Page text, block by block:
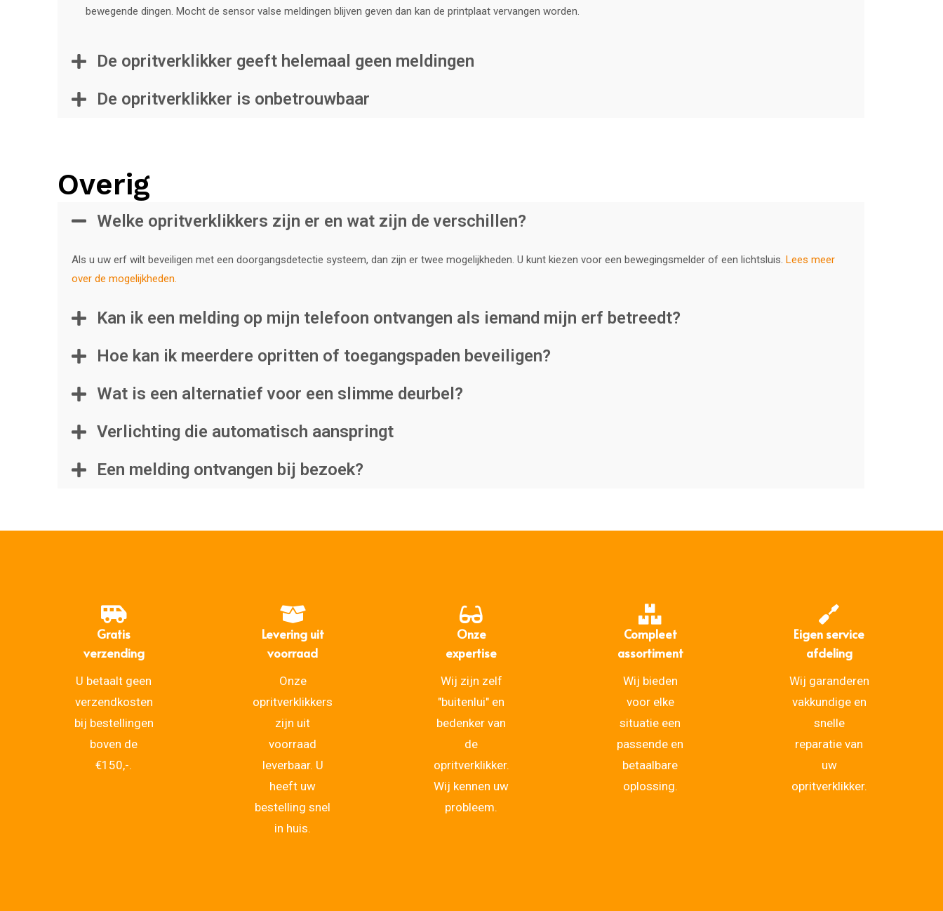
bewegende dingen. Mocht de sensor valse meldingen blijven geven dan kan de printplaat vervangen worden.
De opritverklikker geeft helemaal geen meldingen
De opritverklikker is onbetrouwbaar
Overig
Welke opritverklikkers zijn er en wat zijn de verschillen?
Als u uw erf wilt beveiligen met een doorgangsdetectie systeem, dan zijn er twee mogelijkheden. U kunt kiezen voor een bewegingsmelder of een lichtsluis. Lees meer
over de mogelijkheden.
Kan ik een melding op mijn telefoon ontvangen als iemand mijn erf betreedt?
Hoe kan ik meerdere opritten of toegangspaden beveiligen?
Wat is een alternatief voor een slimme deurbel?
Verlichting die automatisch aanspringt
Een melding ontvangen bij bezoek?
Gratis
verzending
U betaalt geen
verzendkosten
bij bestellingen
boven de
€150,-.
Levering uit
voorraad
Onze
opritverklikkers
zijn uit
voorraad
leverbaar. U
heeft uw
bestelling snel
in huis.
Onze
expertise
Wij zijn zelf
"buitenlui" en
bedenker van
de
opritverklikker.
Wij kennen uw
probleem.
Compleet
assortiment
Wij bieden
voor elke
situatie een
passende en
betaalbare
oplossing.
Eigen service
afdeling
Wij garanderen
vakkundige en
snelle
reparatie van
uw
opritverklikker.